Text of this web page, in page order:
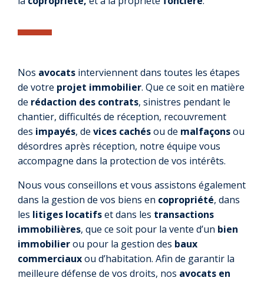
Nos avocats interviennent dans toutes les étapes
de votre projet immobilier. Que ce soit en matière
de rédaction des contrats, sinistres pendant le
chantier, difficultés de réception, recouvrement
des impayés, de vices cachésou de malfaçonsou
désordres après réception, notre équipe vous
accompagne dans la protection de vos intérêts.
Nous vous conseillons et vous assistons également
dans la gestion de vos biens en copropriété, dans
les litiges locatifset dans les transactions
immobilières, que ce soit pour la vente d’un bien
immobilierou pour la gestion des baux
commerciauxou d’habitation. Afin de garantir la
meilleure défense de vos droits, nos avocats en